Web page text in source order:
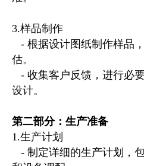
3.样品制作
- 根据设计图纸制作样品
估。
- 收集客户反馈，进行必
设计。
第二部分：生产准备
1.生产计划
- 制定详细的生产计划，